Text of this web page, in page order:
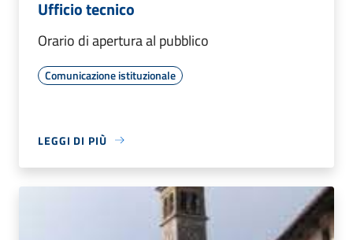
Ufficio tecnico
Orario di apertura al pubblico
Comunicazione istituzionale
LEGGI DI PIÙ